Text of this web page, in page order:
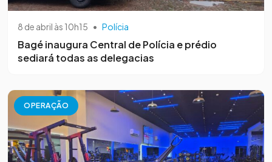
8 de abril às 10h15 • Polícia
Bagé inaugura Central de Polícia e prédio
sediará todas as delegacias
OPERAÇÃO